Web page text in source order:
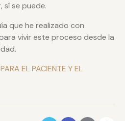
sí se puede.
que he realizado con
vivir este proceso desde la
EL PACIENTE Y EL